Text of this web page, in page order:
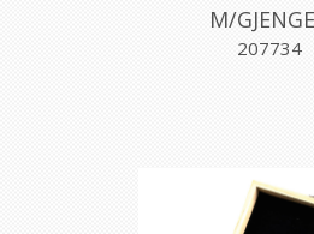
M/
207734